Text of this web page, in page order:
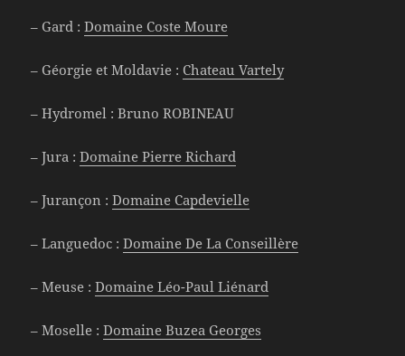
– Gard :Domaine Coste Moure
– Géorgie et Moldavie : Chateau Vartely
– Hydromel : Bruno ROBINEAU
– Jura :Domaine Pierre Richard
– Jurançon :Domaine Capdevielle
– Languedoc :Domaine De La Conseillère
– Meuse :Domaine Léo-Paul Liénard
– Moselle :Domaine Buzea Georges